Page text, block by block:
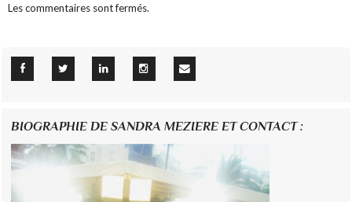
Les commentaires sont fermés.
BIOGRAPHIE DE SANDRA MEZIERE ET CONTACT :